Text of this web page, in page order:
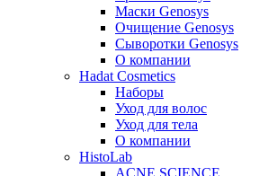
Маски Genosys
Очищение Genosys
Сыворотки Genosys
О компании
Hadat Cosmetics
Наборы
Уход для волос
Уход для тела
О компании
HistoLab
ACNE SCIENCE